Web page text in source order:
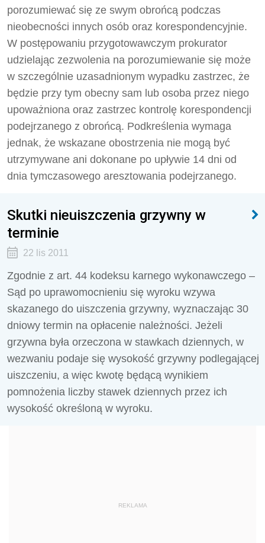
porozumiewać się ze swym obrońcą podczas
nieobecności innych osób oraz korespondencyjnie.
W postępowaniu przygotowawczym prokurator
udzielając zezwolenia na porozumiewanie się może
w szczególnie uzasadnionym wypadku zastrzec, że
będzie przy tym obecny sam lub osoba przez niego
upoważniona oraz zastrzec kontrolę korespondencji
podejrzanego z obrońcą. Podkreślenia wymaga
jednak, że wskazane obostrzenia nie mogą być
utrzymywane ani dokonane po upływie 14 dni od
dnia tymczasowego aresztowania podejrzanego.
Skutki nieuiszczenia grzywny w
terminie
22 lis 2011
Zgodnie z art. 44 kodeksu karnego wykonawczego –
Sąd po uprawomocnieniu się wyroku wzywa
skazanego do uiszczenia grzywny, wyznaczając 30
dniowy termin na opłacenie należności. Jeżeli
grzywna była orzeczona w stawkach dziennych, w
wezwaniu podaje się wysokość grzywny podlegającej
uiszczeniu, a więc kwotę będącą wynikiem
pomnożenia liczby stawek dziennych przez ich
wysokość określoną w wyroku.
REKLAMA